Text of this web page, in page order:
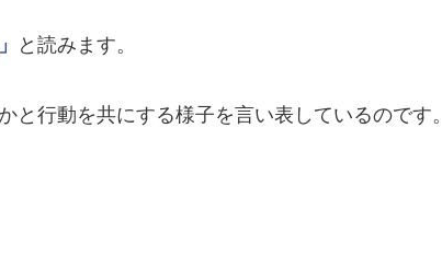
と読みます。
と行動を共にする様子を言い表しているのです。